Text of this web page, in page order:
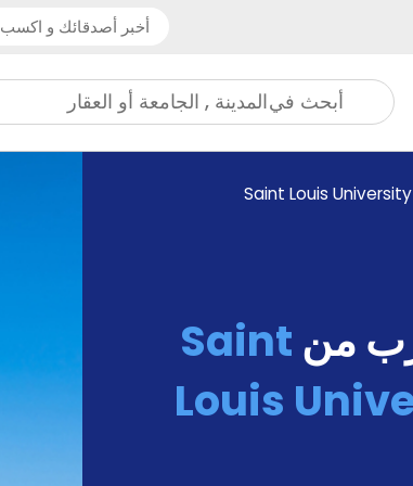
أخبر أصدقائك و اكسب
أبحث فيالمدينة , الجامعة أو العقار
Saint Louis
من Saint
Louis